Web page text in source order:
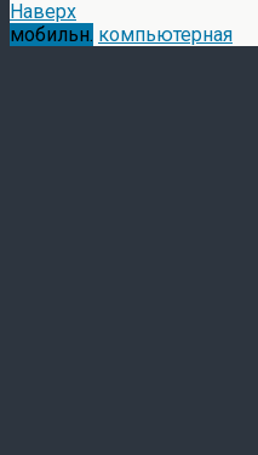
Наверх
мобильн. компьютерная